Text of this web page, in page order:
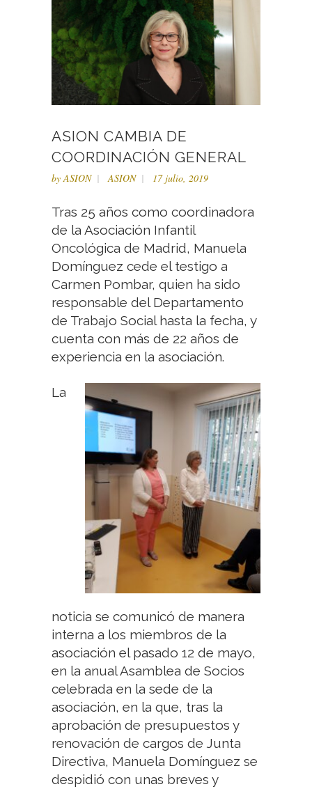
ASION CAMBIA DE
COORDINACIÓN GENERAL
byASION ASION 17 julio, 2019
Tras 25 años como coordinadora
de la Asociación Infantil
Oncológica de Madrid, Manuela
Domínguez cede el testigo a
Carmen Pombar, quien ha sido
responsable del Departamento
de Trabajo Social hasta la fecha, y
cuenta con más de 22 años de
experiencia en la asociación.
La
noticia se comunicó de manera
interna a los miembros de la
asociación el pasado 12 de mayo,
en la anual Asamblea de Socios
celebrada en la sede de la
asociación, en la que, tras la
aprobación de presupuestos y
renovación de cargos de Junta
Directiva, Manuela Domínguez se
despidió con unas breves y